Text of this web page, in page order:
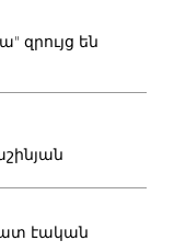
զրույց են
էական